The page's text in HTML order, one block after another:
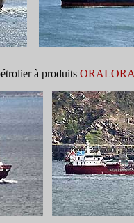
à produits ORALORA